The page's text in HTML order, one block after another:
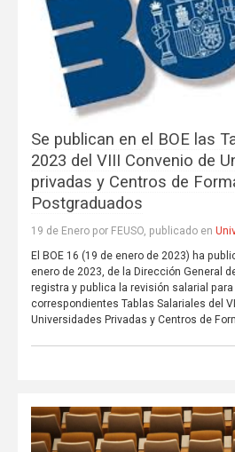
Se publican en el BOE las
2023 del VIII Convenio de
privadas y Centros de
Postgraduados
19 de Enero por FEUSO, publicado en
El BOE 16 (19 de enero de 2023) ha
enero de 2023, de la Dirección General
registra y publica la revisión salarial
correspondientes Tablas Salariales del
Universidades Privadas y Centros de